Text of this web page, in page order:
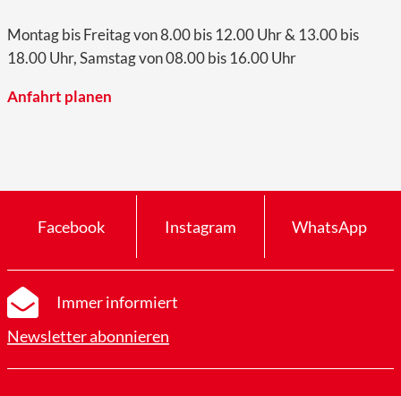
Montag bis Freitag von 8.00 bis 12.00 Uhr & 13.00 bis
18.00 Uhr, Samstag von 08.00 bis 16.00 Uhr
Anfahrt planen
Facebook Instagram WhatsApp
Immer informiert
Newsletter abonnieren